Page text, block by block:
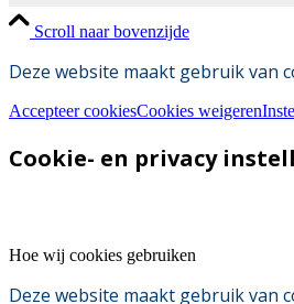
Scroll naar bovenzijde
Deze website maakt gebruik van
Accepteer cookiesCookies weigeren
Cookie- en privacy
Hoe wij cookies gebruiken
Deze website maakt gebruik van